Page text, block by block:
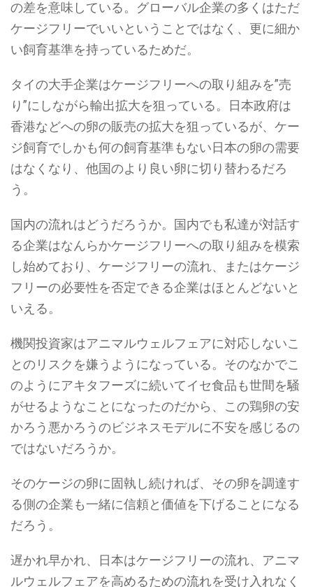
の差を意味している。グローバル企業の多くはただ
ケージフリーでいいということではなく、更に細か
い飼育基準を持っているためだ。
タイの大手企業はケージフリーへの取り組みを”売
り”にしながら輸出拡大を狙っている。日本政府は
香港などへの卵の販売の拡大を狙っているが、ケー
ジ飼育でしかも何の飼育基準もない日本の卵の需要
はなくなり、他国のより良い卵に切り替わるだろ
う。
国内の流れはどうだろうか。国内でも私達が対話す
る企業はなんらかケージフリーへの取り組みを模索
し始めており、ケージフリーの流れ、またはケージ
フリーの必要性を否定できる企業はほとんどないと
いえる。
機関投資家はアニマルウェルフェアに対応しないこ
とのリスクを嫌うようになっている。そのなかでこ
のようにアキタフーズに続いてイセ食品も世間を騒
がせるようなことになったのだから、この鶏卵の安
かろう悪かろうのビジネスモデルに不安を感じるの
ではないだろうか。
そのケージの卵に固執し続ければ、その卵を調達す
る側の企業も一緒に信頼と価値を下げることになる
だろう。
遅かれ早かれ、日本はケージフリーの流れ、アニマ
ルウェルフェアを高めるための流れを受け入れなく